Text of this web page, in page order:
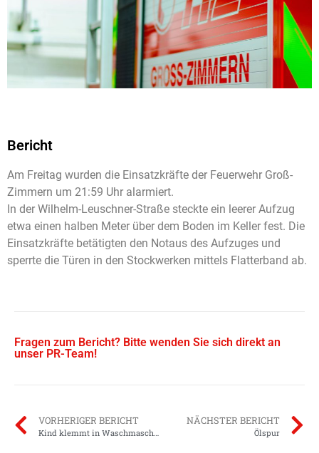
Bericht
Am Freitag wurden die Einsatzkräfte der Feuerwehr Groß-
Zimmern um 21:59 Uhr alarmiert.
In der Wilhelm-Leuschner-Straße steckte ein leerer Aufzug
etwa einen halben Meter über dem Boden im Keller fest. Die
Einsatzkräfte betätigten den Notaus des Aufzuges und
sperrte die Türen in den Stockwerken mittels Flatterband ab.
Fragen zum Bericht? Bitte wenden Sie sich direkt an
unser PR-Team!
VORHERIGER BERICHT
Kind klemmt in Waschmaschine
NÄCHSTER BERICHT
Ölspur